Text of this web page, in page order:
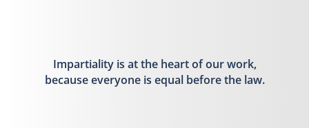
Impartiality is at the heart of our work,
because everyone is equal before the law.